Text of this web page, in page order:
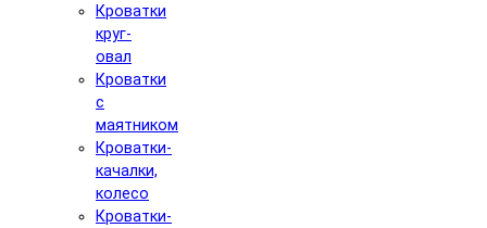
Кроватки
круг-
овал
Кроватки
с
маятником
Кроватки-
качалки,
колесо
Кроватки-